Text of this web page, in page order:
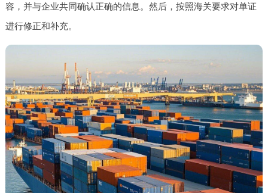
容，并与企业共同确认正确的信息。然后，按照海关要求对单证
进行修正和补充。